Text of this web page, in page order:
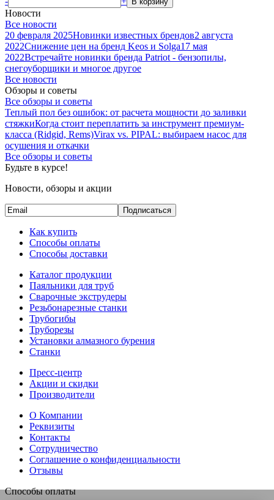
Новости
Все новости
20 февраля 2025Новинки известных брендов2 августа
2022Снижение цен на бренд Keos и Solga17 мая
2022Встречайте новинки бренда Patriot - бензопилы,
снегоуборщики и многое другое
Все новости
Обзоры и советы
Все обзоры и советы
Теплый пол без ошибок: от расчета мощности до заливки
стяжкиКогда стоит переплатить за инструмент премиум-
класса (Ridgid, Rems)Virax vs. PIPAL: выбираем насос для
осушения и откачки
Все обзоры и советы
Будьте в курсе!
Новости, обзоры и акции
Подписаться
Как купить
Способы оплаты
Способы доставки
Каталог продукции
Паяльники для труб
Сварочные экструдеры
Резьбонарезные станки
Трубогибы
Труборезы
Установки алмазного бурения
Станки
Пресс-центр
Акции и скидки
Производители
О Компании
Реквизиты
Контакты
Сотрудничество
Соглашение о конфиденциальности
Отзывы
Способы оплаты